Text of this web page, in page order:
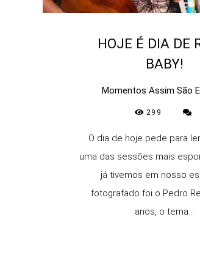
HOJE É DIA DE
BABY!
Momentos Assim São
299
O dia de hoje pede para
uma das sessões mais
já tivemos em nosso
fotografado foi o Pedro
anos, o tema...